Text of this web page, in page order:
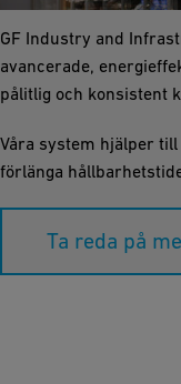
GF Industry and
avancerade,
pålitlig och konsistent
Våra system hjälper
förlänga
Ta reda på